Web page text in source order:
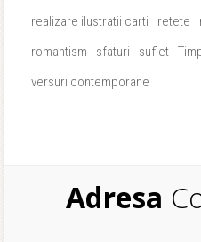
realizare ilustratii carti
retete
romantism
sfaturi suflet
versuri contemporane
Adresa